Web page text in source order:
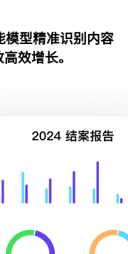
模型精准识别内容
效增长。